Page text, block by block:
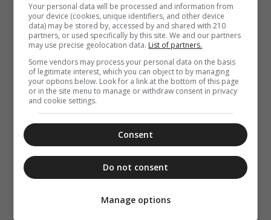
Your personal data will be processed and information from
your device (cookies, unique identifiers, and other device
data) may be stored by, accessed by and shared with 210
partners, or used specifically by this site. We and our partners
may use precise geolocation data. List of partners.
Some vendors may process your personal data on the basis
of legitimate interest, which you can object to by managing
your options below. Look for a link at the bottom of this page
or in the site menu to manage or withdraw consent in privacy
and cookie settings.
Consent
Do not consent
Manage options